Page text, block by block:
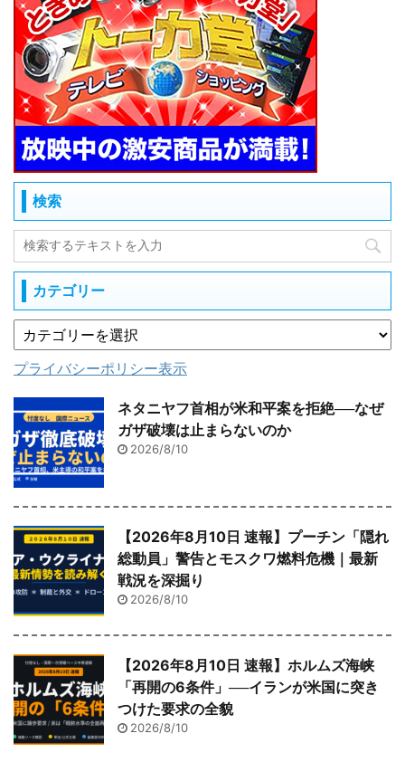
検索
カテゴリー
プライバシーポリシー表示
ネタニヤフ首相が米和平案を拒絶──なぜ
ガザ破壊は止まらないのか
2026/8/10
【2026年8月10日 速報】プーチン「隠れ
総動員」警告とモスクワ燃料危機｜最新
戦況を深掘り
2026/8/10
【2026年8月10日 速報】ホルムズ海峡
「再開の6条件」──イランが米国に突き
つけた要求の全貌
2026/8/10